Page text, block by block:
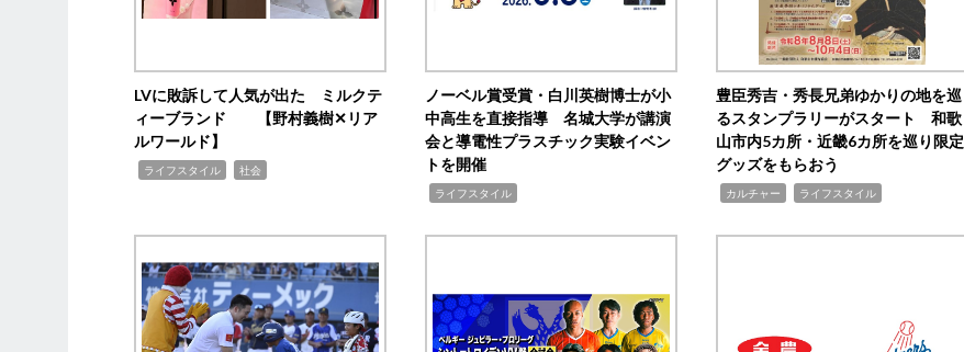
LVに敗訴して人気が出た ミルクテ
ィーブランド 【野村義樹✕リア
ルワールド】
ライフスタイル 社会
ノーベル賞受賞・白川英樹博士が小
中高生を直接指導 名城大学が講演
会と導電性プラスチック実験イベン
トを開催
ライフスタイル
豊臣秀吉・秀長兄弟ゆかりの地を巡
るスタンプラリーがスタート 和歌
山市内5カ所・近畿6カ所を巡り限定
グッズをもらおう
カルチャー ライフスタイル